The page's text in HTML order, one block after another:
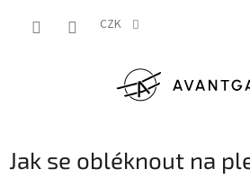
CZK
Jak se obléknout na